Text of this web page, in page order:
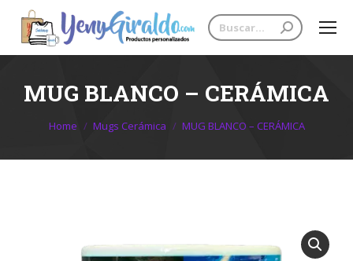
Search:
MUG BLANCO – CERÁMICA
You are here:
Home Mugs Cerámica MUG BLANCO – CERÁMICA